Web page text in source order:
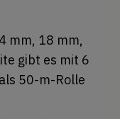
mm, 18 mm,
gibt es mit 6
50-m-Rolle